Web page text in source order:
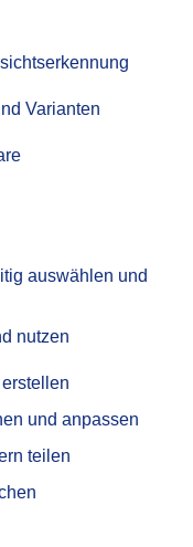
Varianten
auswählen und
nutzen
und anpassen
teilen